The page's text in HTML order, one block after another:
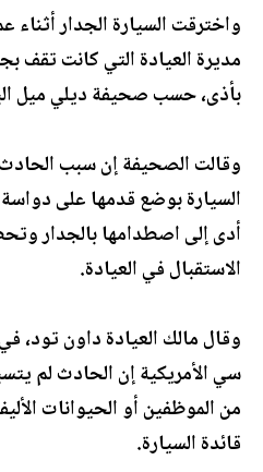
واخترقت السيارة الجدار
مديرة العيادة التي كانت تقف
بأذى، حسب صحيفة ديلي ميل
وقالت الصحيفة إن سبب الحادث
السيارة بوضع قدمها على دواسة
أدى إلى اصطدامها بالجدار
الاستقبال في العيادة.
وقال مالك العيادة داون تود،
سي الأمريكية إن الحادث لم
من الموظفين أو الحيوانات
قائدة السيارة.